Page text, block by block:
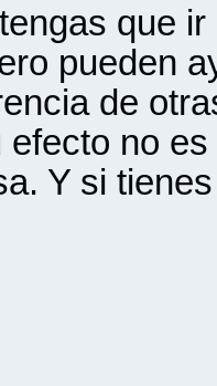
que
pueden
de
no
Y si